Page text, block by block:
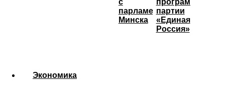
с
парламентом
Минска
программы
партии
«Единая
Россия»
Экономика